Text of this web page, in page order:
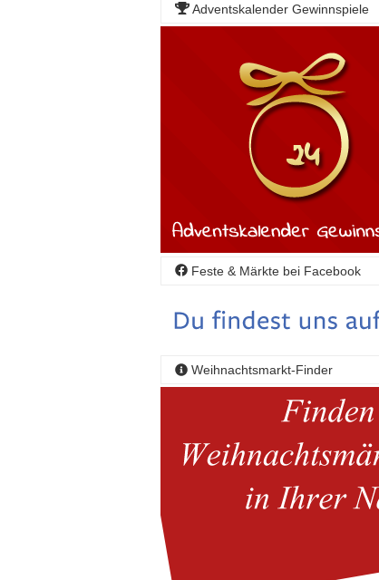
Adventskalender Gewinnspiele
Feste & Märkte bei Facebook
Weihnachtsmarkt-Finder